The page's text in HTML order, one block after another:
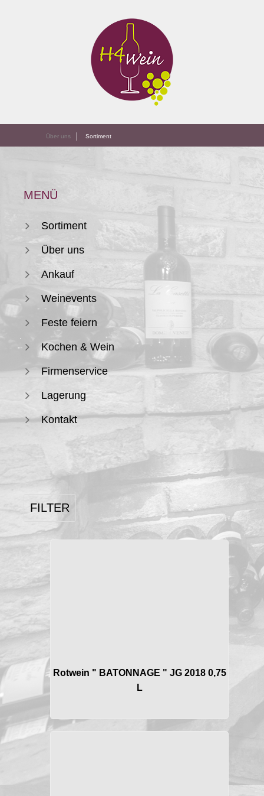
Über uns Sortiment
MENÜ
Sortiment
Über uns
Ankauf
Weinevents
Feste feiern
Kochen & Wein
Firmenservice
Lagerung
Kontakt
FILTER
Rotwein " BATONNAGE " JG 2018 0,75
L